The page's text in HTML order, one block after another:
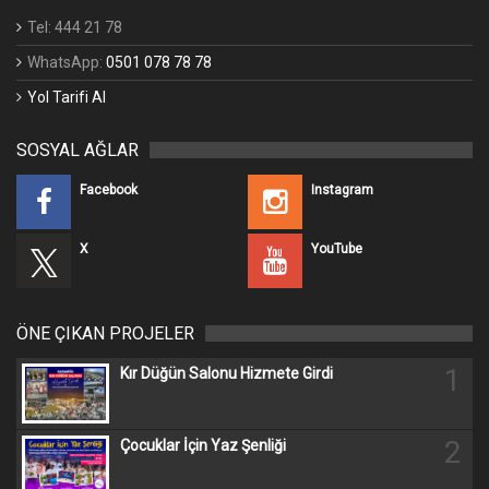
Tel: 444 21 78
WhatsApp: 0501 078 78 78
Yol Tarifi Al
SOSYAL AĞLAR
Facebook Instagram
X YouTube
ÖNE ÇIKAN PROJELER
Kır Düğün Salonu Hizmete Girdi 1
Çocuklar İçin Yaz Şenliği 2